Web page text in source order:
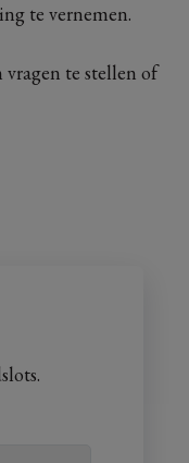
te vernemen.
te stellen of